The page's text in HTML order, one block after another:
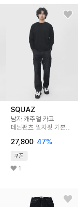
SQUAZ
남자 캐주얼 카고
데님팬츠 일자핏 기본
27,800 47%
쿠폰
1